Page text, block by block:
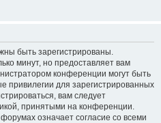
быть зарегистрированы.
минут, но предоставляет вам
конференции могут быть
привилегии для зарегистрированных
вам следует
принятыми на конференции.
означает согласие со всеми